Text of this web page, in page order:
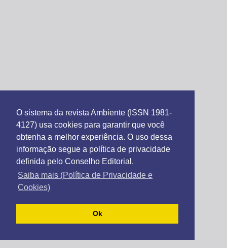
O sistema da revista Ambiente (ISSN 1981-
4127) usa cookies para garantir que você
obtenha a melhor experiência. O uso dessa
informação segue a política de privacidade
definida pelo Conselho Editorial.
Saiba mais (Política de Privacidade e
Cookies)
Ok